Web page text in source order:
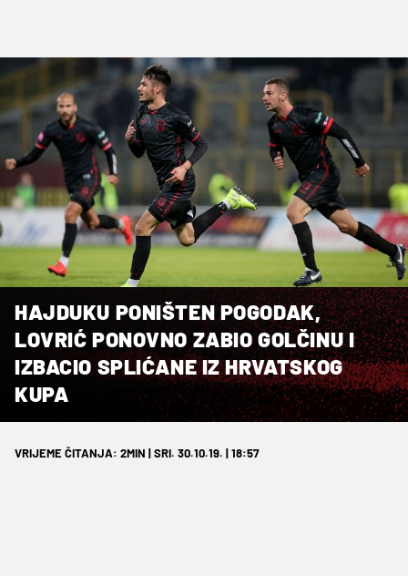
HAJDUKU PONIŠTEN POGODAK,
LOVRIĆ PONOVNO ZABIO GOLČINU I
IZBACIO SPLIĆANE IZ HRVATSKOG
KUPA
VRIJEME ČITANJA: 2MIN | SRI. 30.10.19. | 18:57